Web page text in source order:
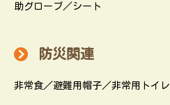
助グローブ／シート
防災関連
非常食／避難用帽子／非常用トイレ